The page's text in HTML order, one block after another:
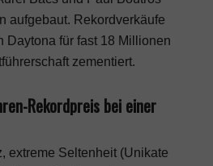
aufgebaut. Rekordverkäufe
Daytona für fast 18 Millionen
zementiert.
Rekordpreis bei einer
extreme Seltenheit (Unikate